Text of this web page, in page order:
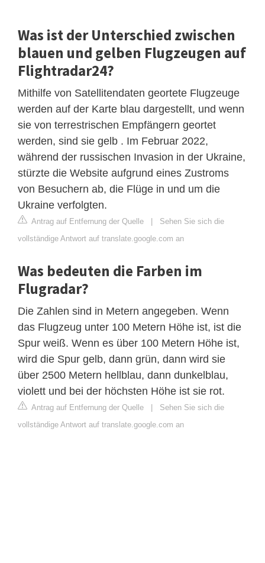
Was ist der Unterschied zwischen
blauen und gelben Flugzeugen auf
Flightradar24?
Mithilfe von Satellitendaten geortete Flugzeuge
werden auf der Karte blau dargestellt, und wenn
sie von terrestrischen Empfängern geortet
werden, sind sie gelb . Im Februar 2022,
während der russischen Invasion in der Ukraine,
stürzte die Website aufgrund eines Zustroms
von Besuchern ab, die Flüge in und um die
Ukraine verfolgten.
Antrag auf Entfernung der Quelle
Sehen Sie sich die
vollständige Antwort auf translate.google.com an
Was bedeuten die Farben im
Flugradar?
Die Zahlen sind in Metern angegeben. Wenn
das Flugzeug unter 100 Metern Höhe ist, ist die
Spur weiß. Wenn es über 100 Metern Höhe ist,
wird die Spur gelb, dann grün, dann wird sie
über 2500 Metern hellblau, dann dunkelblau,
violett und bei der höchsten Höhe ist sie rot.
Antrag auf Entfernung der Quelle
Sehen Sie sich die
vollständige Antwort auf translate.google.com an